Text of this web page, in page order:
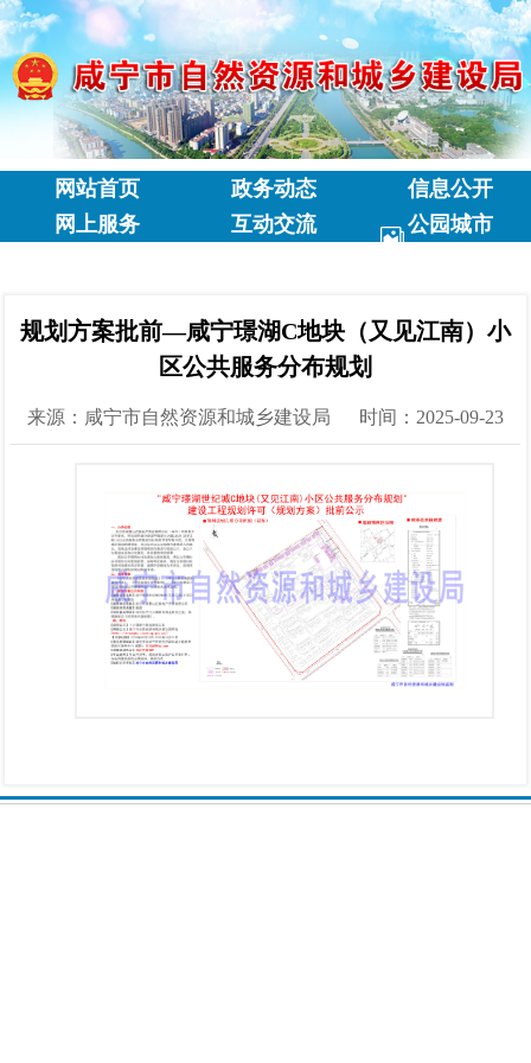
网站首页 政务动态
信息公开
网上服务
互动交流
公园城市
规划方案批前—咸宁璟湖C地块（又见江南）小
区公共服务分布规划
来源：咸宁市自然资源和城乡建设局 时间：2025-09-23